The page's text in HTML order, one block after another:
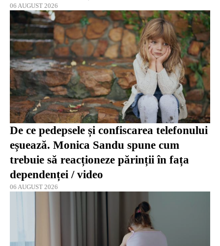
06 AUGUST 2026
De ce pedepsele și confiscarea telefonului
eșuează. Monica Sandu spune cum
trebuie să reacționeze părinții în fața
dependenței / video
06 AUGUST 2026